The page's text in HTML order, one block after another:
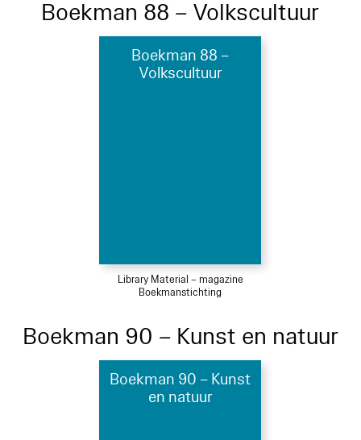
Boekman 88 – Volkscultuur
Boekman 88 –
Volkscultuur
Library Material – magazine
Boekmanstichting
Boekman 90 – Kunst en natuur
Boekman 90 – Kunst
en natuur